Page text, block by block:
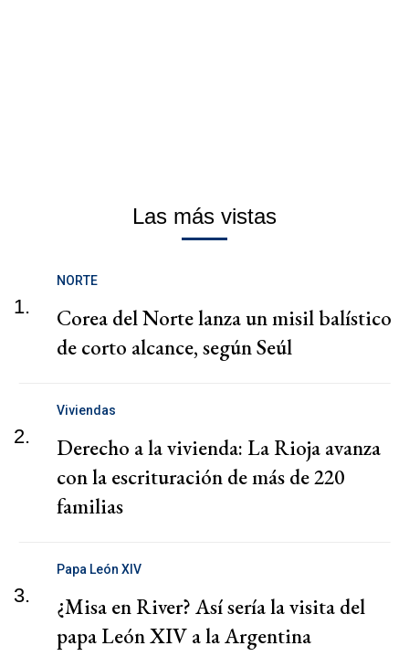
Las más vistas
1.
NORTE
Corea del Norte lanza un misil balístico
de corto alcance, según Seúl
2.
Viviendas
Derecho a la vivienda: La Rioja avanza
con la escrituración de más de 220
familias
3.
Papa León XIV
¿Misa en River? Así sería la visita del
papa León XIV a la Argentina